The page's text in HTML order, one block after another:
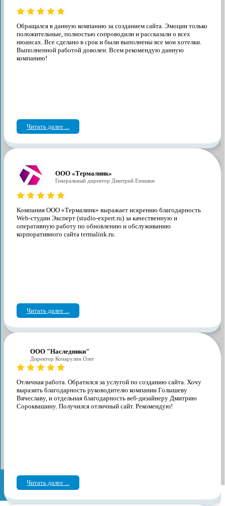
Обращался в данную компанию за созданием сайта. Эмоции только
положительные, полностью сопроводили и рассказали о всех
нюансах. Все сделано в срок и были выполнены все мои хотелки.
Выполненной работой доволен. Всем рекомендую данную
компанию!
Читать далее ...
ООО «Термалинк»
Генеральный директор Дмитрий Епишин
Компания ООО «Термалинк» выражает искрению благодарность
Web-студии Эксперт (studio-expert.ru) за качественную и
оперативную работу по обновлению и обслуживанию
корпоративного сайта termalink.ru.
Читать далее ...
ООО "Наследники"
Директор Копарулин Олег
Отличная работа. Обратился за услугой по созданию сайта. Хочу
выразить благодарность руководителю компании Голышеву
Вячеславу, и отдельная благодарность веб-дизайнеру Дмитрию
Сороквашину. Получился отличный сайт. Рекомендую!
Читать далее ...